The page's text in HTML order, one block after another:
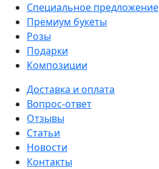
Специальное предложение
Премиум букеты
Розы
Подарки
Композиции
Доставка и оплата
Вопрос-ответ
Отзывы
Статьи
Новости
Контакты